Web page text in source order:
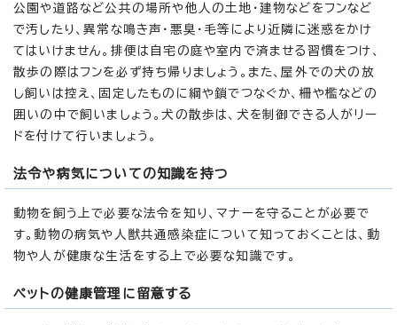
公園や道路など公共の場所や他人の土地・建物などをフンなど
で汚したり、異常な鳴き声・悪臭・毛等により近隣に迷惑をかけ
てはいけません。排便は自宅の庭や室内で済ませる習慣をつけ、
散歩の際はフンを必ず持ち帰りましょう。また、屋外での犬の放
し飼いは控え、固定したものに綱や鎖でつなぐか、柵や檻などの
囲いの中で飼いましょう。犬の散歩は、犬を制御できる人がリー
ドを付けて行いましょう。
法令や病気についての知識を持つ
動物を飼う上で必要な法令を知り、マナーを守ることが必要で
す。動物の病気や人獣共通感染症について知っておくことは、動
物や人が健康な生活をする上で必要な知識です。
ペットの健康管理に留意する